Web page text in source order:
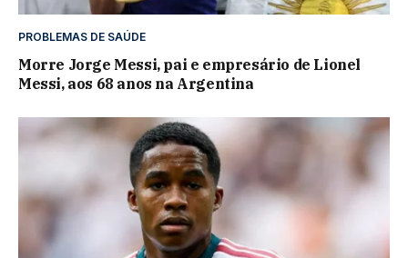
PROBLEMAS DE SAÚDE
Morre Jorge Messi, pai e empresário de Lionel
Messi, aos 68 anos na Argentina